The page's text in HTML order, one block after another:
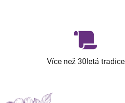
Více než 30letá tradice